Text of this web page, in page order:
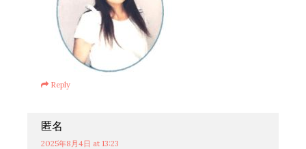
Reply
匿名
2025年8月4日 at 13:23